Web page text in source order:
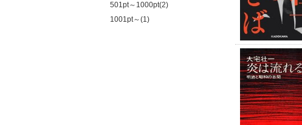
501pt～1000pt(2)
1001pt～(1)